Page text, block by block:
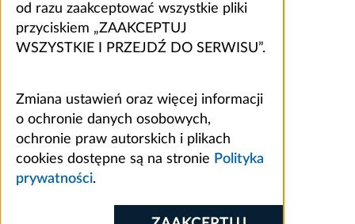
od razu zaakceptować wszystkie pliki
przyciskiem „ZAAKCEPTUJ
WSZYSTKIE I PRZEJDŹ DO SERWISU”.
Zmiana ustawień oraz więcej informacji
o ochronie danych osobowych,
ochronie praw autorskich i plikach
cookies dostępne są na stronie Polityka
prywatności.